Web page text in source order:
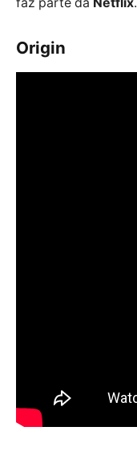
faz parte da Netflix.
Origin